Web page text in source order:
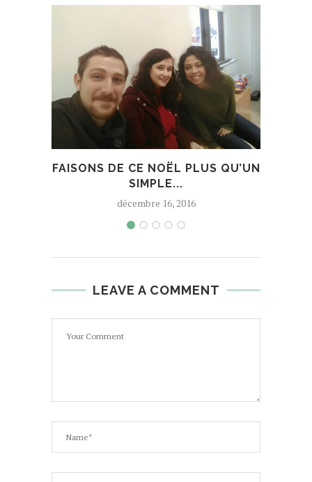
FAISONS DE CE NOËL PLUS QU’UN
SIMPLE...
décembre 16, 2016
LEAVE A COMMENT